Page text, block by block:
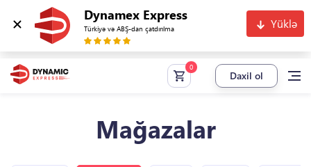
Dynamex Express
Türkiyə və ABŞ-dan çatdırılma Yüklə
Daxil ol
Mağazalar